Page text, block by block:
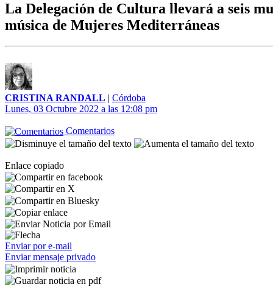
La Delegación de Cultura llevará a seis
música de Mujeres Mediterráneas
CRISTINA RANDALL | Córdoba
Lunes, 03 Octubre 2022 a las 12:08 pm
Comentarios
Enlace copiado
Enviar por e-mail
Enviar mensaje privado